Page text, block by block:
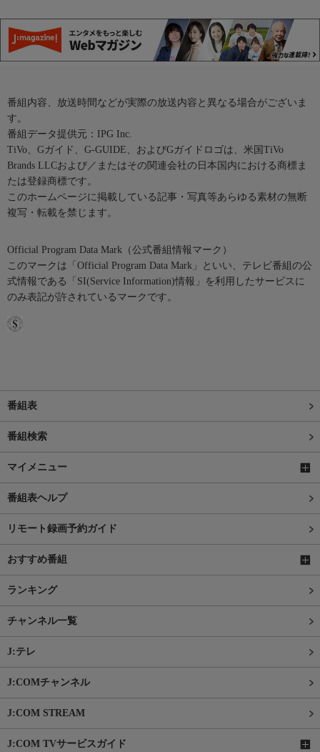
番組内容、放送時間などが実際の放送内容と異なる場合がございま
す。
番組データ提供元：IPG Inc.
TiVo、Gガイド、G-GUIDE、およびGガイドロゴは、米国TiVo
Brands LLCおよび／またはその関連会社の日本国内における商標ま
たは登録商標です。
このホームページに掲載している記事・写真等あらゆる素材の無断
複写・転載を禁じます。
Official Program Data Mark（公式番組情報マーク）
このマークは「Official Program Data Mark」といい、テレビ番組の公
式情報である「SI(Service Information)情報」を利用したサービスに
のみ表記が許されているマークです。
番組表
番組検索
マイメニュー
番組表ヘルプ
リモート録画予約ガイド
おすすめ番組
ランキング
チャンネル一覧
J:テレ
J:COMチャンネル
J:COM STREAM
J:COM TVサービスガイド